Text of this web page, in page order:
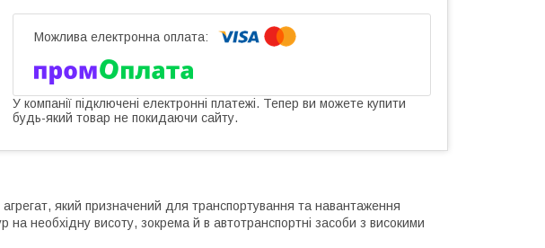
У компанії підключені електронні платежі. Тепер ви можете купити
будь-який товар не покидаючи сайту.
який призначений для транспортування та навантаження
на необхідну висоту, зокрема й в автотранспортні засоби з високими